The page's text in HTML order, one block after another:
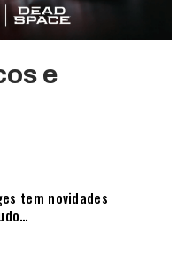
e
tem novidades